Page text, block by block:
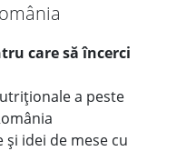
care să încerci
a peste
și idei de mese cu